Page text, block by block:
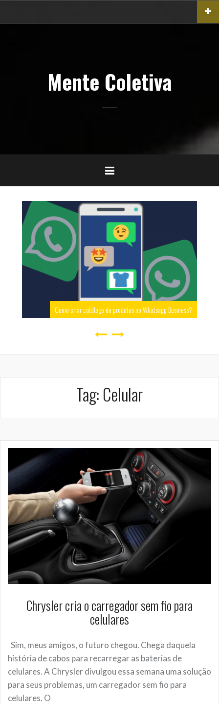
Mente Coletiva
Como criar catálogo de produtos no Whatsapp Business?
Tag:Celular
Chrysler cria o carregador sem fio para
celulares
Sim, meus amigos, o futuro chegou. Chega daquela
história de cabos para recarregar as baterias de
celulares. A Chrysler divulgou essa semana uma solução
para seus problemas, um carregador sem fio para
celulares. O